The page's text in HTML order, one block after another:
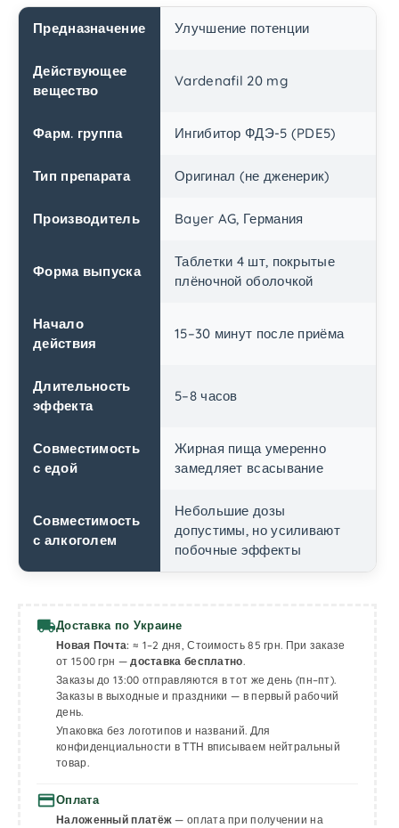
Предназначение Улучшение потенции
Действующее
вещество
Vardenafil 20 mg
Фарм. группа Ингибитор ФДЭ-5 (PDE5)
Тип препарата Оригинал (не дженерик)
Производитель Bayer AG, Германия
Форма выпуска
Таблетки 4 шт, покрытые
плёночной оболочкой
Начало
действия
15–30 минут после приёма
Длительность
эффекта
5–8 часов
Совместимость
с едой
Жирная пища умеренно
замедляет всасывание
Совместимость
с алкоголем
Небольшие дозы
допустимы, но усиливают
побочные эффекты
local_shippingДоставка по Украине
Новая Почта: ≈ 1–2 дня, Стоимость 85 грн. При заказе
от 1500 грн —доставка бесплатно.
Заказы до 13:00 отправляются в тот же день (пн–пт).
Заказы в выходные и праздники — в первый рабочий
день.
Упаковка без логотипов и названий. Для
конфиденциальности в ТТН вписываем нейтральный
товар.
paymentОплата
Наложенный платёж — оплата при получении на